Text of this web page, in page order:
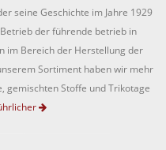
seine Geschichte im Jahre 1929
der führende betrieb in
im Bereich der Herstellung der
Sortiment haben wir mehr
gemischten Stoffe und Trikotage